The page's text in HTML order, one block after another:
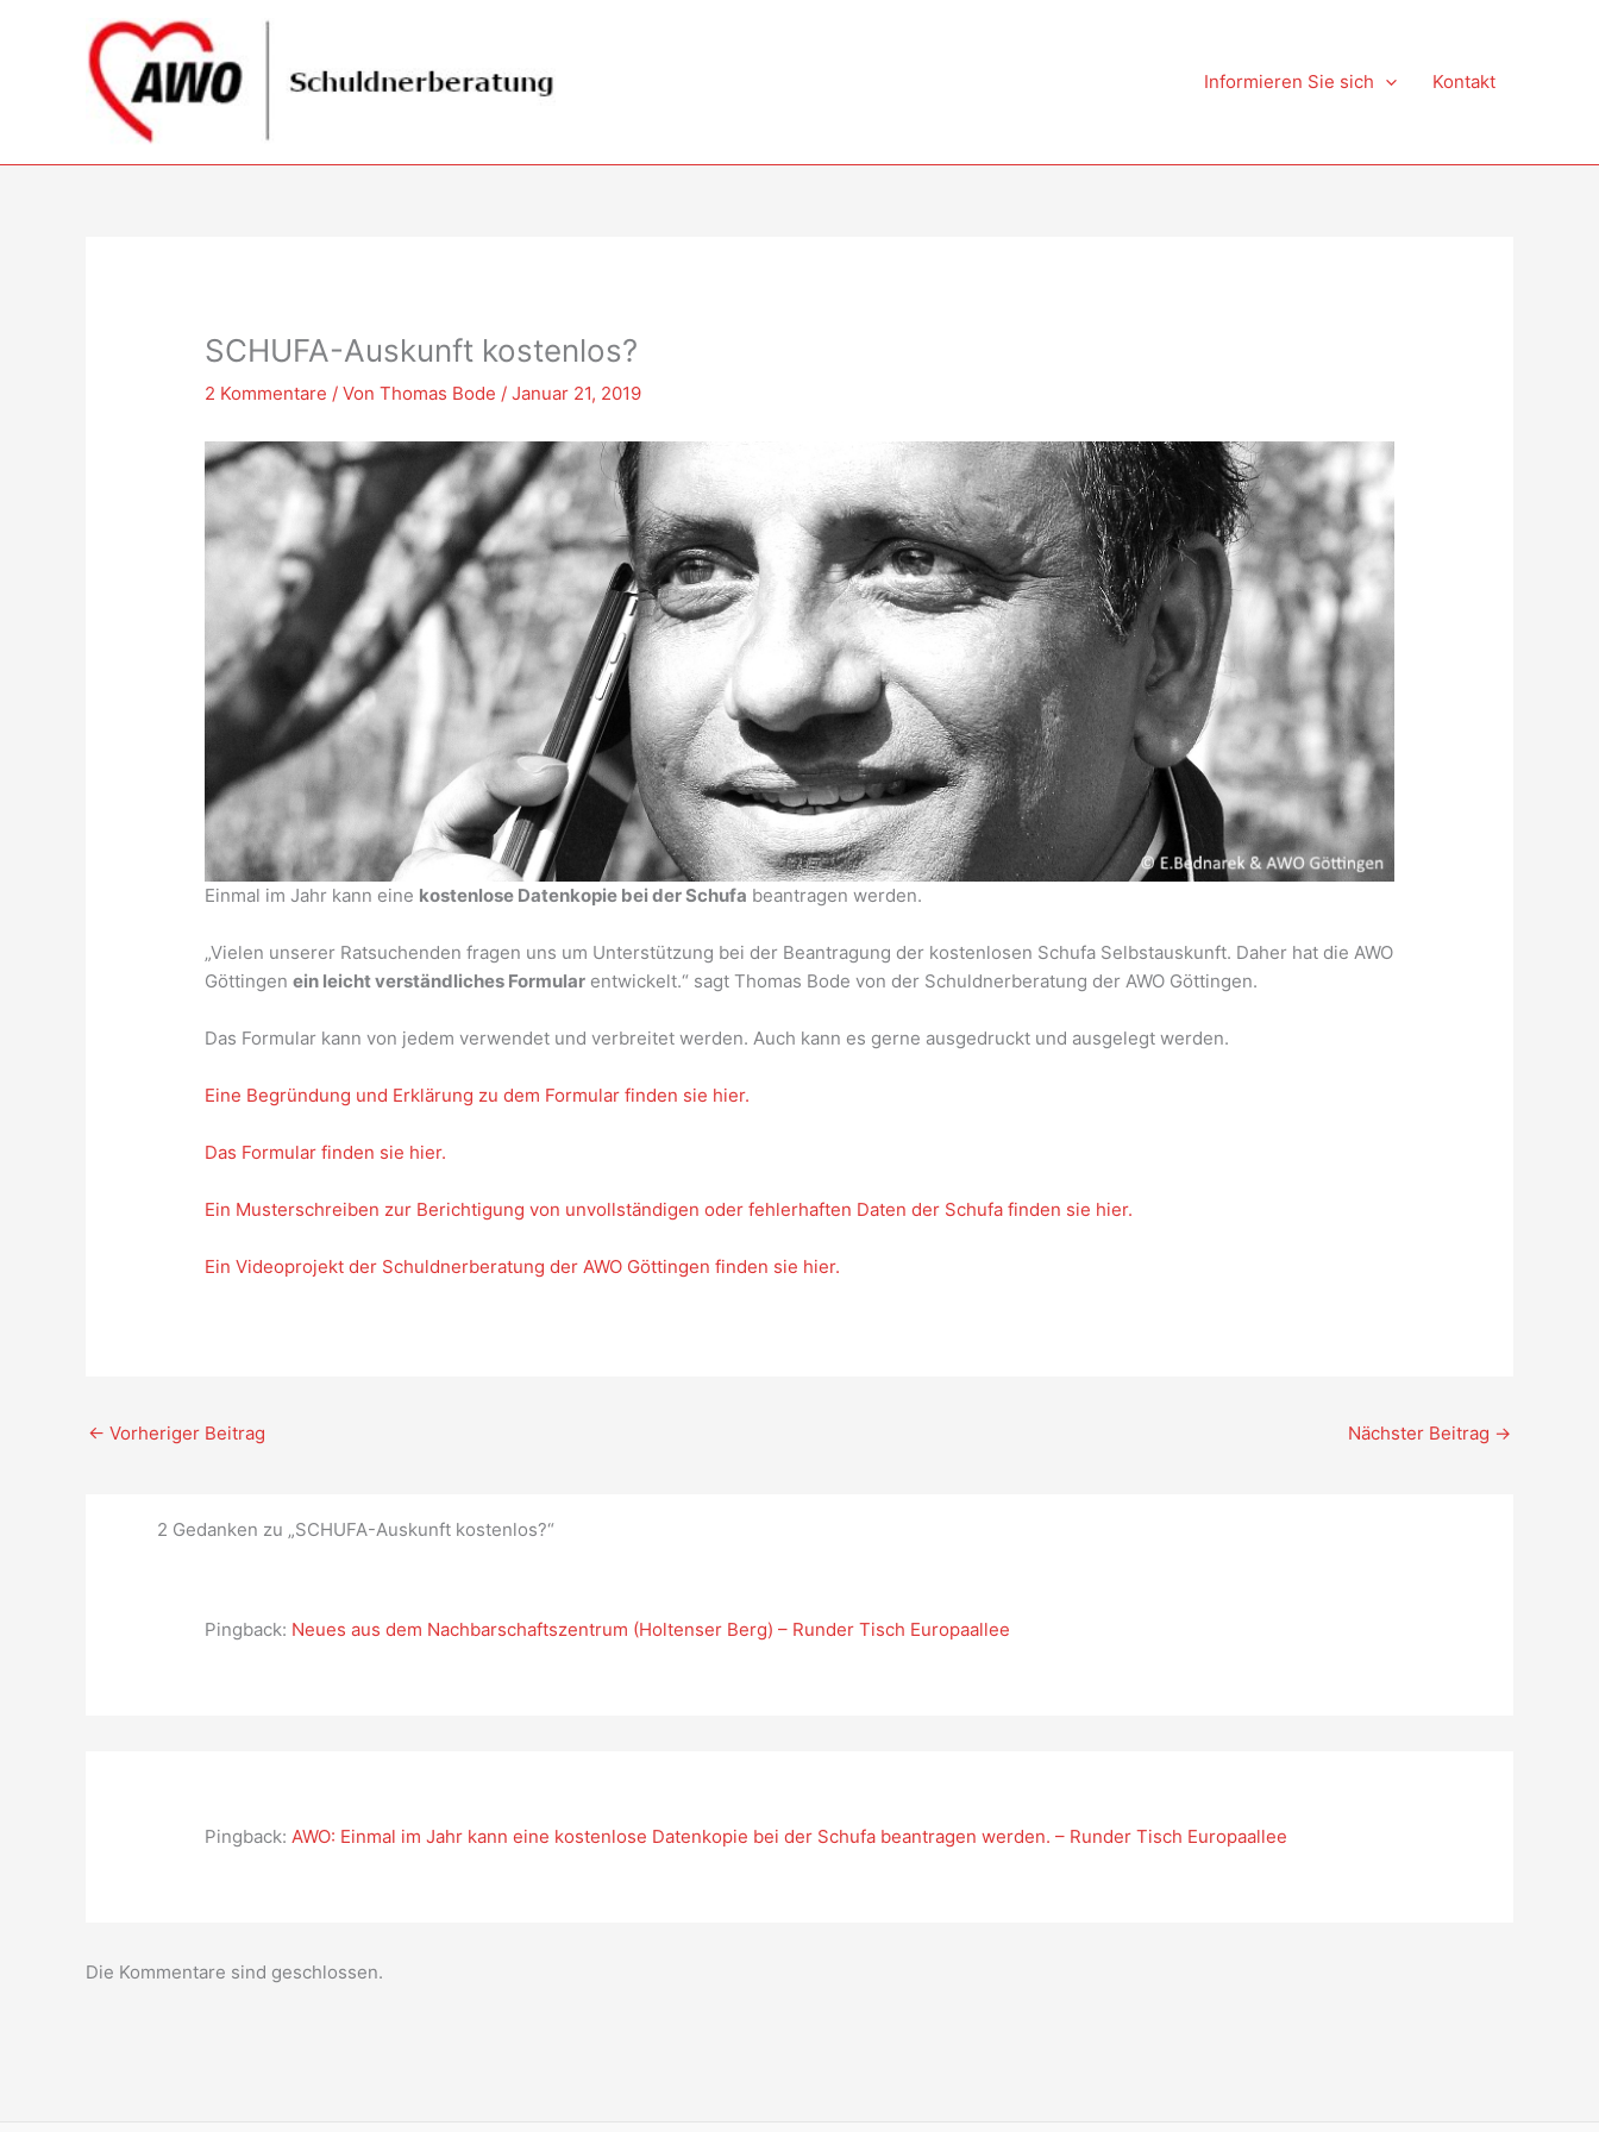
Informieren Sie sich Kontakt
SCHUFA-Auskunft kostenlos?
2 Kommentare / VonThomas Bode /Januar 21, 2019
Einmal im Jahr kann eine kostenlose Datenkopie bei der Schufa beantragen werden.
„Vielen unserer Ratsuchenden fragen uns um Unterstützung bei der Beantragung der kostenlosen Schufa Selbstauskunft. Daher hat die AWO
Göttingenein leicht verständliches Formular entwickelt.“ sagt Thomas Bode von der Schuldnerberatung der AWO Göttingen.
Das Formular kann von jedem verwendet und verbreitet werden. Auch kann es gerne ausgedruckt und ausgelegt werden.
Eine Begründung und Erklärung zu dem Formular finden sie hier.
Das Formular finden sie hier.
Ein Musterschreiben zur Berichtigung von unvollständigen oder fehlerhaften Daten der Schufa finden sie hier.
Ein Videoprojekt der Schuldnerberatung der AWO Göttingen finden sie hier.
← Vorheriger Beitrag Nächster Beitrag →
2 Gedanken zu „SCHUFA-Auskunft kostenlos?“
Pingback: Neues aus dem Nachbarschaftszentrum (Holtenser Berg) – Runder Tisch Europaallee
Pingback:AWO: Einmal im Jahr kann eine kostenlose Datenkopie bei der Schufa beantragen werden. – Runder Tisch Europaallee
Die Kommentare sind geschlossen.